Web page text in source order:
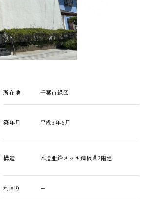
所在地 千葉市緑区
築年月 平成3年6月
構造 木造亜鉛メッキ鋼板葺2階建
利回り ー